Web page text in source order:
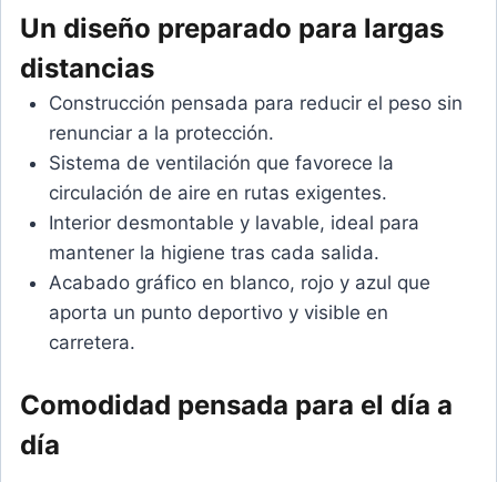
Un diseño preparado para largas
distancias
Construcción pensada para reducir el peso sin
renunciar a la protección.
Sistema de ventilación que favorece la
circulación de aire en rutas exigentes.
Interior desmontable y lavable, ideal para
mantener la higiene tras cada salida.
Acabado gráfico en blanco, rojo y azul que
aporta un punto deportivo y visible en
carretera.
Comodidad pensada para el día a
día